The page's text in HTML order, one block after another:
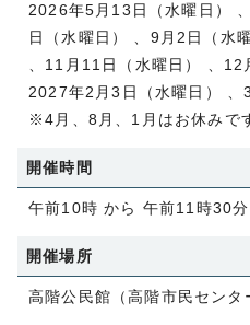
2026年5月13日（水曜日）
日（水曜日） 、9月2日（水
、11月11日（水曜日） 、12
2027年2月3日（水曜日） 、
※4月、8月、1月はお休みで
開催時間
午前10時 から 午前11時30
開催場所
高階公民館（高階市民センタ